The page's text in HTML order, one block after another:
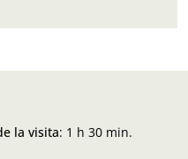
la visita: 1 h 30 min.